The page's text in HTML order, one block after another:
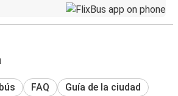
FAQ Guía de la ciudad